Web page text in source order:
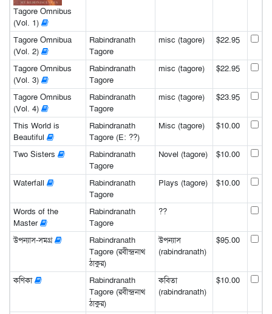
Tagore Omnibus
(Vol. 1)
Tagore Omnibua
(Vol. 2)
Rabindranath
Tagore
misc (tagore) $22.95
Tagore Omnibus
(Vol. 3)
Rabindranath
Tagore
misc (tagore) $22.95
Tagore Omnibus
(Vol. 4)
Rabindranath
Tagore
misc (tagore) $23.95
This World is
Beautiful
Rabindranath
Tagore (E: ??)
Misc (tagore) $10.00
Two Sisters
Rabindranath
Tagore
Novel (tagore) $10.00
Waterfall
Rabindranath
Tagore
Plays (tagore) $10.00
Words of the
Master
Rabindranath
Tagore
??
উপন্যাস-সমগ্র
Rabindranath
Tagore (রবীন্দ্রনাথ
ঠাকুর)
উপন্যাস
(rabindranath)
$95.00
কণিকা
Rabindranath
Tagore (রবীন্দ্রনাথ
ঠাকুর)
কবিতা
(rabindranath)
$10.00